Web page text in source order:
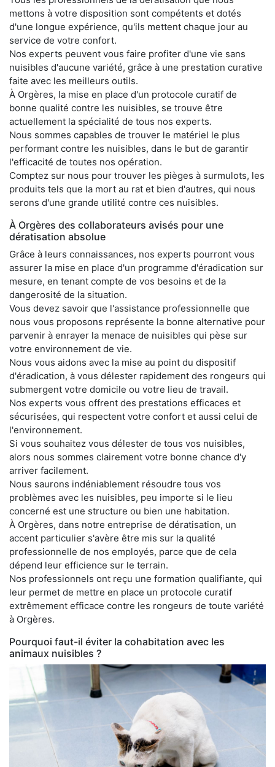
mettons à votre disposition sont compétents et dotés
d'une longue expérience, qu'ils mettent chaque jour au
service de votre confort.
Nos experts peuvent vous faire profiter d'une vie sans
nuisibles d'aucune variété, grâce à une prestation curative
faite avec les meilleurs outils.
À Orgères, la mise en place d'un protocole curatif de
bonne qualité contre les nuisibles, se trouve être
actuellement la spécialité de tous nos experts.
Nous sommes capables de trouver le matériel le plus
performant contre les nuisibles, dans le but de garantir
l'efficacité de toutes nos opération.
Comptez sur nous pour trouver les pièges à surmulots, les
produits tels que la mort au rat et bien d'autres, qui nous
serons d'une grande utilité contre ces nuisibles.
À Orgères des collaborateurs avisés pour une
dératisation absolue
Grâce à leurs connaissances, nos experts pourront vous
assurer la mise en place d'un programme d'éradication sur
mesure, en tenant compte de vos besoins et de la
dangerosité de la situation.
Vous devez savoir que l'assistance professionnelle que
nous vous proposons représente la bonne alternative pour
parvenir à enrayer la menace de nuisibles qui pèse sur
votre environnement de vie.
Nous vous aidons avec la mise au point du dispositif
d'éradication, à vous délester rapidement des rongeurs qui
submergent votre domicile ou votre lieu de travail.
Nos experts vous offrent des prestations efficaces et
sécurisées, qui respectent votre confort et aussi celui de
l'environnement.
Si vous souhaitez vous délester de tous vos nuisibles,
alors nous sommes clairement votre bonne chance d'y
arriver facilement.
Nous saurons indéniablement résoudre tous vos
problèmes avec les nuisibles, peu importe si le lieu
concerné est une structure ou bien une habitation.
À Orgères, dans notre entreprise de dératisation, un
accent particulier s'avère être mis sur la qualité
professionnelle de nos employés, parce que de cela
dépend leur efficience sur le terrain.
Nos professionnels ont reçu une formation qualifiante, qui
leur permet de mettre en place un protocole curatif
extrêmement efficace contre les rongeurs de toute variété
à Orgères.
Pourquoi faut-il éviter la cohabitation avec les
animaux nuisibles ?